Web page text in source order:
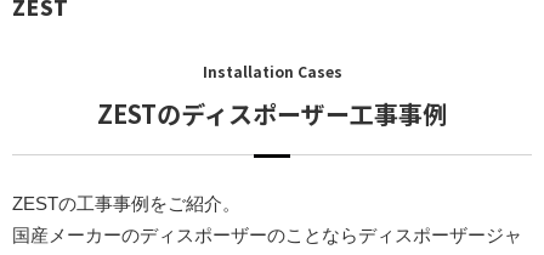
領収書のご依頼
水栓交換費用
プライバシーポリシー
ZEST
Installation Cases
ZESTのディスポーザー工事事例
ZESTの工事事例をご紹介。
国産メーカーのディスポーザーのことならディスポーザージャ